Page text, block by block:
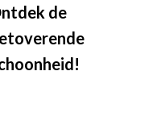
de